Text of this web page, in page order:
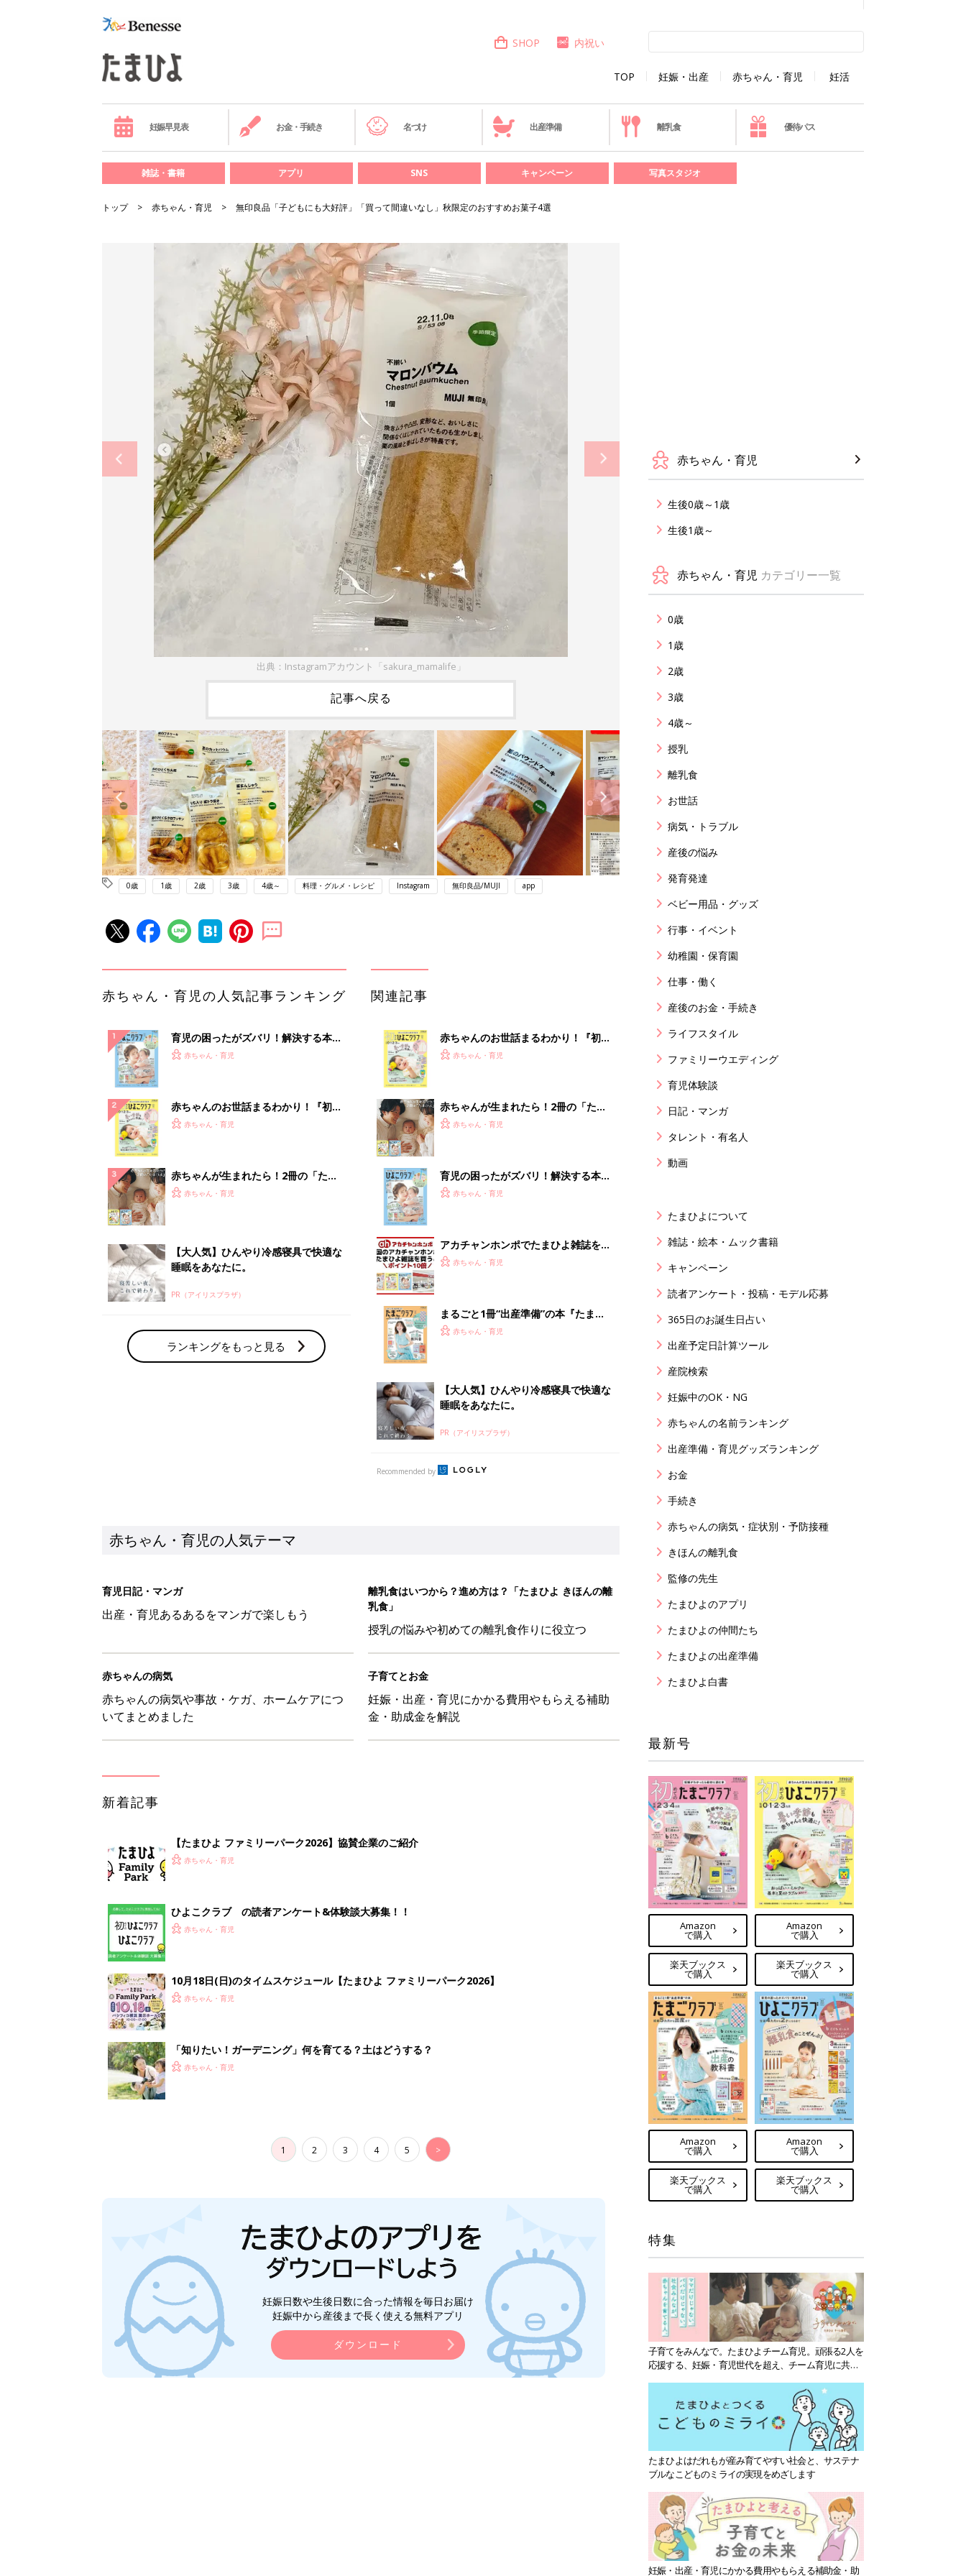
TOP 妊娠・出産 赤ちゃん・育児 妊活
SHOP 内祝い
妊娠早見表 お金・手続き 名づけ 出産準備 離乳食 優待パス
雑誌・書籍 アプリ SNS キャンペーン 写真スタジオ
トップ 赤ちゃん・育児 無印良品「子どもにも大好評」「買って間違いなし」秋限定のおすすめお菓子4選
出典：Instagramアカウント「sakura_mamalife」
記事へ戻る
0歳 1歳 2歳 3歳 4歳～ 料理・グルメ・レシピ Instagram 無印良品/MUJI app
赤ちゃん・育児の人気記事ランキング
育児の困ったがズバリ！解決する本
『ひよこクラブ 夏号』 4カ月～2才
赤ちゃん・育児
赤ちゃんのお世話まるわかり！『初め
てのひよこクラブ 夏号』〈巻頭大特
赤ちゃん・育児
赤ちゃんが生まれたら！2冊の「たま
ひよ」
赤ちゃん・育児
【大人気】ひんやり冷感寝具で快適な
睡眠をあなたに。
PR（アイリスプラザ）
ランキングをもっと見る
関連記事
赤ちゃんのお世話まるわかり！『初め
てのひよこクラブ 夏号』〈巻頭大特
赤ちゃん・育児
赤ちゃんが生まれたら！2冊の「たま
ひよ」
赤ちゃん・育児
育児の困ったがズバリ！解決する本
『ひよこクラブ 秋号』 4カ月～2才
赤ちゃん・育児
アカチャンホンポでたまひよ雑誌を買
うとポイント10倍【期間限定】
赤ちゃん・育児
まるごと1冊“出産準備”の本『たまご
クラブ 夏号』〈スペシャル大特集〉
赤ちゃん・育児
【大人気】ひんやり冷感寝具で快適な
睡眠をあなたに。
PR（アイリスプラザ）
Recommended by
赤ちゃん・育児の人気テーマ
育児日記・マンガ
出産・育児あるあるをマンガで楽しもう
離乳食はいつから？進め方は？「たまひよ きほんの離
乳食」
授乳の悩みや初めての離乳食作りに役立つ
赤ちゃんの病気
赤ちゃんの病気や事故・ケガ、ホームケアにつ
いてまとめました
子育てとお金
妊娠・出産・育児にかかる費用やもらえる補助
金・助成金を解説
新着記事
【たまひよ ファミリーパーク2026】協賛企業のご紹介
赤ちゃん・育児
ひよこクラブ の読者アンケート&体験談大募集！！
赤ちゃん・育児
10月18日(日)のタイムスケジュール【たまひよ ファミリーパーク2026】
赤ちゃん・育児
「知りたい！ガーデニング」何を育てる？土はどうする？
赤ちゃん・育児
1 2 3 4 5 >
妊娠日数や生後日数に合った情報を毎日お届け
妊娠中から産後まで長く使える無料アプリ
ダウンロード
赤ちゃん・育児
生後0歳～1歳
生後1歳～
赤ちゃん・育児 カテゴリー一覧
0歳
1歳
2歳
3歳
4歳～
授乳
離乳食
お世話
病気・トラブル
産後の悩み
発育発達
ベビー用品・グッズ
行事・イベント
幼稚園・保育園
仕事・働く
産後のお金・手続き
ライフスタイル
ファミリーウエディング
育児体験談
日記・マンガ
タレント・有名人
動画
たまひよについて
雑誌・絵本・ムック書籍
キャンペーン
読者アンケート・投稿・モデル応募
365日のお誕生日占い
出産予定日計算ツール
産院検索
妊娠中のOK・NG
赤ちゃんの名前ランキング
出産準備・育児グッズランキング
お金
手続き
赤ちゃんの病気・症状別・予防接種
きほんの離乳食
監修の先生
たまひよのアプリ
たまひよの仲間たち
たまひよの出産準備
たまひよ白書
最新号
Amazon
で購入
楽天ブックス
で購入
Amazon
で購入
楽天ブックス
で購入
Amazon
で購入
楽天ブックス
で購入
Amazon
で購入
楽天ブックス
で購入
特集
子育てをみんなで。たまひよチーム育児。頑張る2人を
応援する、妊娠・育児世代を超え、チーム育児に共感
たまひよはだれもが産み育てやすい社会と、サステナ
ブルなこどものミライの実現をめざします
妊娠・出産・育児にかかる費用やもらえる補助金・助